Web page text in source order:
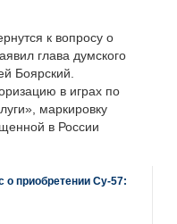
к вопросу о
глава думского
Боярский.
в играх по
маркировку
в России
о приобретении Су-57: